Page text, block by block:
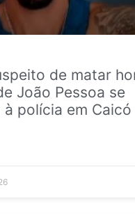
de matar
João Pessoa se
à polícia em Caicó